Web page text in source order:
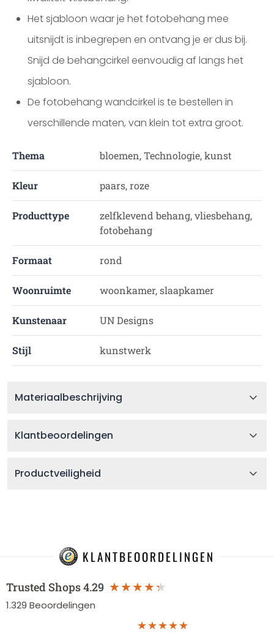
Het sjabloon waar je het fotobehang mee
uitsnijdt is inbegrepen en ontvang je er dus bij.
Snijd de behangcirkel eenvoudig af langs het
sjabloon.
De fotobehang wandcirkel is te bestellen in
verschillende maten, van klein tot extra groot.
Thema bloemen, Technologie, kunst
Kleur paars, roze
Producttype
zelfklevend behang, vliesbehang,
fotobehang
Formaat rond
Woonruimte woonkamer, slaapkamer
Kunstenaar UN Designs
Stijl kunstwerk
Materiaalbeschrijving
Klantbeoordelingen
Productveiligheid
KLANTBEOORDELINGEN
Trusted Shops4.29
1.329 Beoordelingen